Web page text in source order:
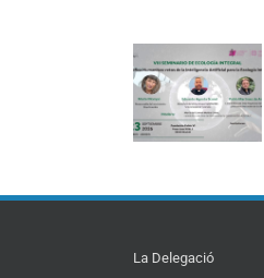
La
marítima
Mare de
del
La Delegació